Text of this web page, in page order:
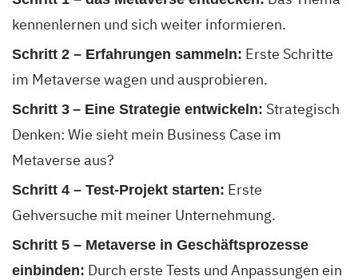
kennenlernen und sich weiter informieren.
Schritt 2 – Erfahrungen sammeln: Erste Schritte
im Metaverse wagen und ausprobieren.
Schritt 3 – Eine Strategie entwickeln: Strategisch
Denken: Wie sieht mein Business Case im
Metaverse aus?
Schritt 4 – Test-Projekt starten: Erste
Gehversuche mit meiner Unternehmung.
Schritt 5 – Metaverse in Geschäftsprozesse
einbinden: Durch erste Tests und Anpassungen ein